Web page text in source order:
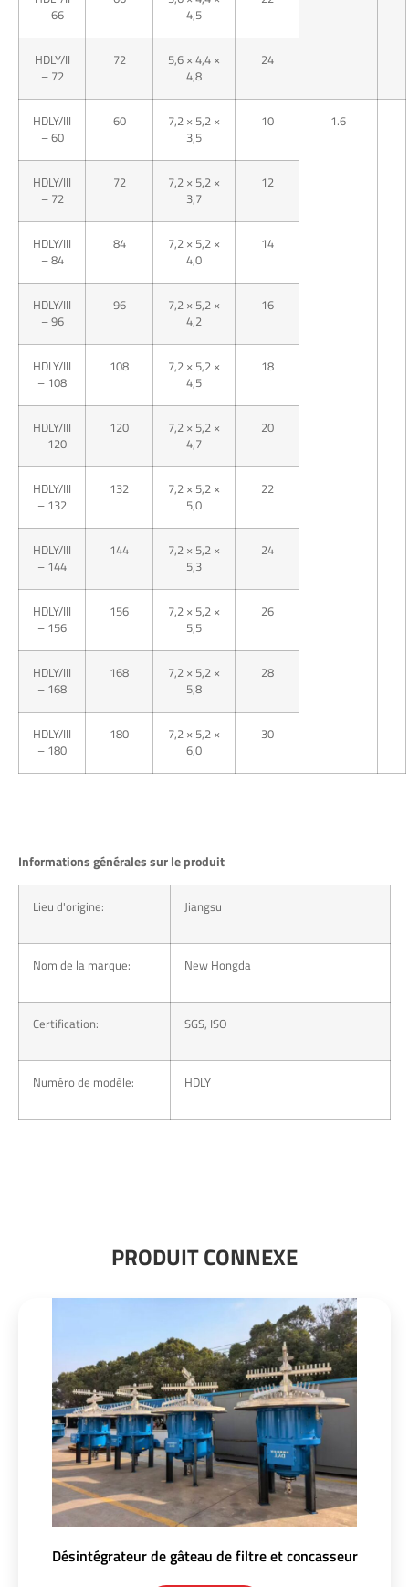
– 66
4,5
HDLY/II
– 72
72
5,6 × 4,4 ×
4,8
24
HDLY/III
– 60
60
7,2 × 5,2 ×
3,5
10 1.6
HDLY/III
– 72
72
7,2 × 5,2 ×
3,7
12
HDLY/III
– 84
84
7,2 × 5,2 ×
4,0
14
HDLY/III
– 96
96
7,2 × 5,2 ×
4,2
16
HDLY/III
– 108
108
7,2 × 5,2 ×
4,5
18
HDLY/III
– 120
120
7,2 × 5,2 ×
4,7
20
HDLY/III
– 132
132
7,2 × 5,2 ×
5,0
22
HDLY/III
– 144
144
7,2 × 5,2 ×
5,3
24
HDLY/III
– 156
156
7,2 × 5,2 ×
5,5
26
HDLY/III
– 168
168
7,2 × 5,2 ×
5,8
28
HDLY/III
– 180
180
7,2 × 5,2 ×
6,0
30
Informations générales sur le produit
Lieu d'origine: Jiangsu
Nom de la marque: New Hongda
Certification: SGS, ISO
Numéro de modèle: HDLY
PRODUIT CONNEXE
Désintégrateur de gâteau de filtre et concasseur